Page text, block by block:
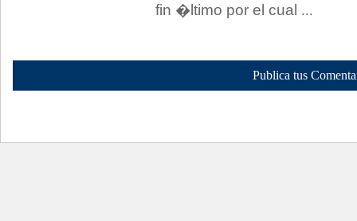
fin �ltimo por el cual ...
Publica tus